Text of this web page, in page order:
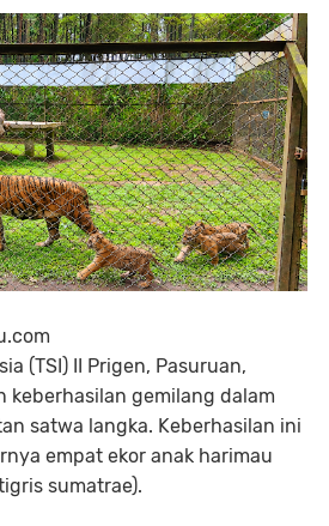
(TSI) II Prigen, Pasuruan,
keberhasilan gemilang dalam
satwa langka. Keberhasilan ini
empat ekor anak harimau
sumatrae).